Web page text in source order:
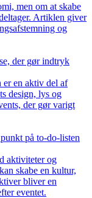
men om at skabe
Artiklen giver
og
der gør indtryk
er en aktiv del af
design, lys og
der gør varigt
på to-do-listen
aktiviteter og
skabe en kultur,
bliver en
eventet.